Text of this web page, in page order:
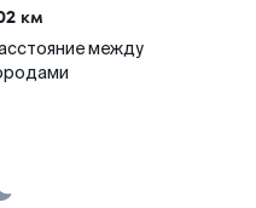
км
между